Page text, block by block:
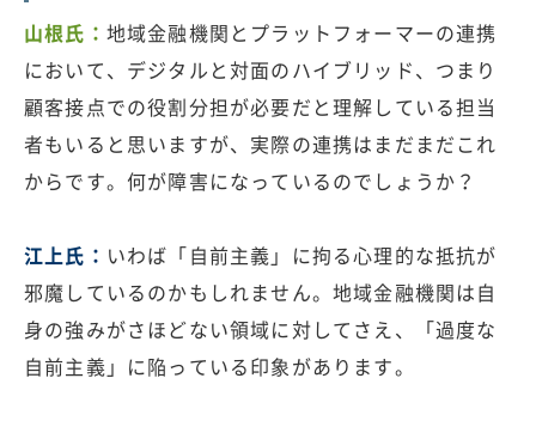
山根氏： 地域金融機関とプラットフォーマーの連携
において、デジタルと対面のハイブリッド、つまり
顧客接点での役割分担が必要だと理解している担当
者もいると思いますが、実際の連携はまだまだこれ
からです。何が障害になっているのでしょうか？
江上氏： いわば「自前主義」に拘る心理的な抵抗が
邪魔しているのかもしれません。地域金融機関は自
身の強みがさほどない領域に対してさえ、「過度な
自前主義」に陥っている印象があります。